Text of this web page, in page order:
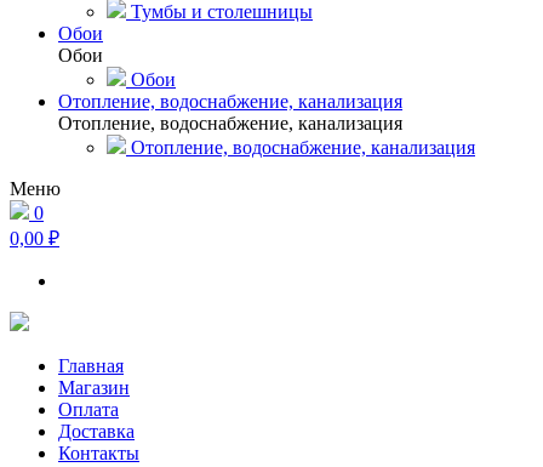
Тумбы и столешницы
Обои
Обои
Обои
Отопление, водоснабжение, канализация
Отопление, водоснабжение, канализация
Отопление, водоснабжение, канализация
Меню
0
0,00 ₽
Главная
Магазин
Оплата
Доставка
Контакты